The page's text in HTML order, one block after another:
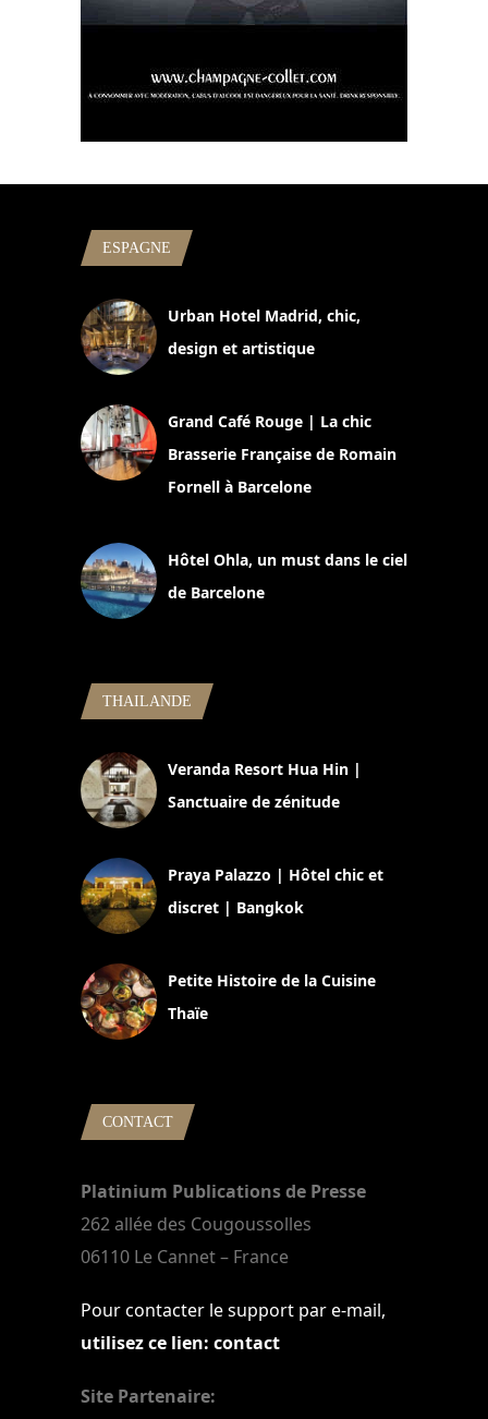
ESPAGNE
Urban Hotel Madrid, chic,
design et artistique
Grand Café Rouge | La chic
Brasserie Française de Romain
Fornell à Barcelone
Hôtel Ohla, un must dans le ciel
de Barcelone
THAILANDE
Veranda Resort Hua Hin |
Sanctuaire de zénitude
Praya Palazzo | Hôtel chic et
discret | Bangkok
Petite Histoire de la Cuisine
Thaïe
CONTACT
Platinium Publications de Presse
262 allée des Cougoussolles
06110 Le Cannet – France
Pour contacter le support par e-mail,
utilisez ce lien: contact
Site Partenaire: